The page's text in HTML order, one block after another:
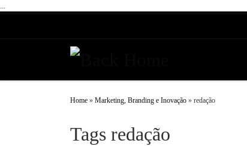
...
Home » Marketing, Branding e Inovação » redação
Tags redação